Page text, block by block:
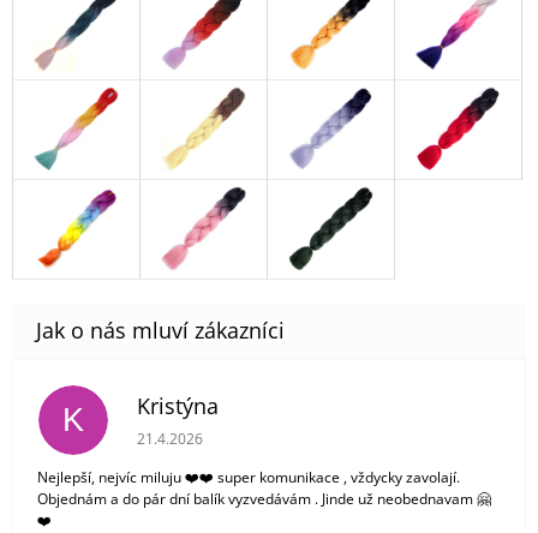
K Kristýna
Hodnocení obchodu je 5 z 5 hvězdiček.
21.4.2026
Nejlepší, nejvíc miluju ❤️❤️ super komunikace , vždycky zavolají.
Objednám a do pár dní balík vyzvedávám . Jinde už neobednavam 🤗
❤️